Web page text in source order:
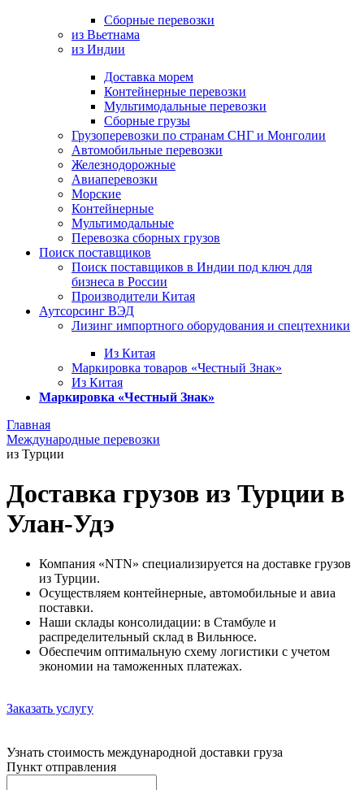
Сборные перевозки
из Вьетнама
из Индии
Доставка морем
Контейнерные перевозки
Мультимодальные перевозки
Сборные грузы
Грузоперевозки по странам СНГ и Монголии
Автомобильные перевозки
Железнодорожные
Авиаперевозки
Морские
Контейнерные
Мультимодальные
Перевозка сборных грузов
Поиск поставщиков
Поиск поставщиков в Индии под ключ для
бизнеса в России
Производители Китая
Аутсорсинг ВЭД
Лизинг импортного оборудования и спецтехники
Из Китая
Маркировка товаров «Честный Знак»
Из Китая
Маркировка «Честный Знак»
Главная
Международные перевозки
из Турции
Доставка грузов из Турции в
Улан-Удэ
Компания «NTN» специализируется на доставке грузов
из Турции.
Осуществляем контейнерные, автомобильные и авиа
поставки.
Наши склады консолидации: в Стамбуле и
распределительный склад в Вильнюсе.
Обеспечим оптимальную схему логистики с учетом
экономии на таможенных платежах.
Заказать услугу
Узнать стоимость международной доставки груза
Пункт отправления